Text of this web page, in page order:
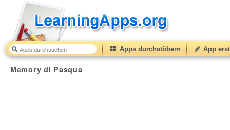
Apps durchstöbern App
Memory di Pasqua
Memory di Pasqua 50(from10to50) based on1